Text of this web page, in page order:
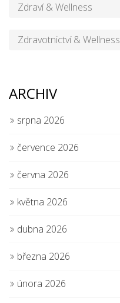
Zdraví & Wellness
Zdravotnictví & Wellness
ARCHIV
srpna 2026
července 2026
června 2026
května 2026
dubna 2026
března 2026
února 2026